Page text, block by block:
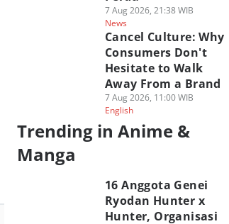
7 Aug 2026, 21:38 WIB
News
Cancel Culture: Why
Consumers Don't
Hesitate to Walk
Away From a Brand
7 Aug 2026, 11:00 WIB
English
Trending in Anime &
Manga
16 Anggota Genei
Ryodan Hunter x
Hunter, Organisasi